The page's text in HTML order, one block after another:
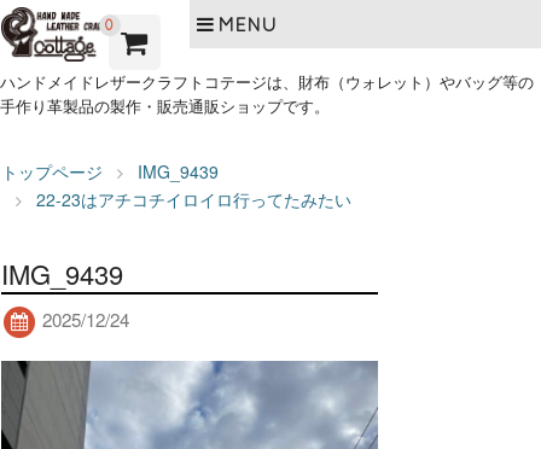
0 MENU
ハンドメイドレザークラフトコテージは、財布（ウォレット）やバッグ等の
手作り革製品の製作・販売通販ショップです。
トップページ
IMG_9439
22-23はアチコチイロイロ行ってたみたい
IMG_9439
2025/12/24